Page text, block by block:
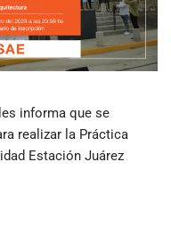
informa que se
realizar la Práctica
Estación Juárez